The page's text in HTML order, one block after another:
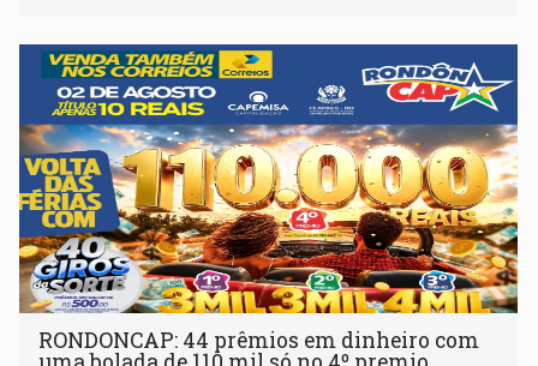
RONDONCAP: 44 prêmios em dinheiro com